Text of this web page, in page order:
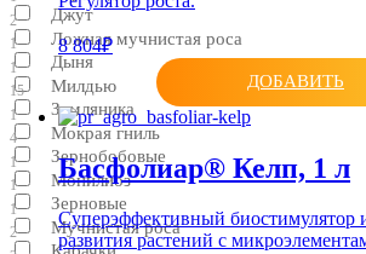
Джут
1
Дыня
15
Земляника
4
Зернобобовые
1
Зерновые
2
2
Ложная мучнистая роса
1
Милдью
1
Мокрая гниль
1
Монилиоз
1
Мучнистая роса
8 804₽
ДОБАВИТЬ
Басфолиар® Келп, 1 л
Суперэффективный биостимулятор
развития растений с